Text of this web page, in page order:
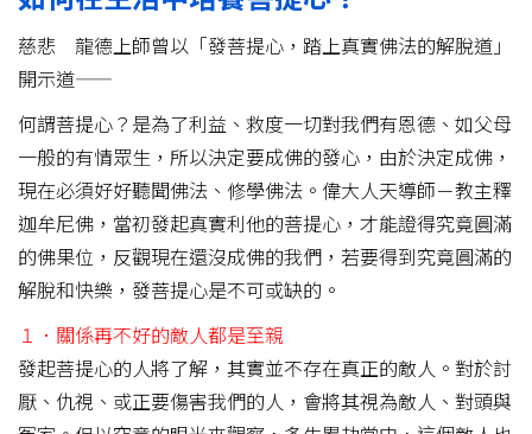
慈悲 龍德上師曾以「發菩提心，踏上真實佛法的解脫道」
開示道——
何謂菩提心？是為了利益、救度一切對我們有恩德、如父母
一般的有情眾生，所以決定要成佛的發心，由於決定成佛，
現在必須好好聽聞佛法、修學佛法。偉大人天導師－教主釋
迦牟尼佛，當初發起真實利他的菩提心，才能證得究竟圓滿
的佛果位，反觀現在還沒成佛的我們，若要得到究竟圓滿的
解脫和快樂，發菩提心是不可或缺的。
１．關係再不好的敵人都是至親
發起菩提心的人將了解，其實並不存在真正的敵人。對於討
厭、仇視、或正要傷害我們的人，會將其視為敵人、對頭與